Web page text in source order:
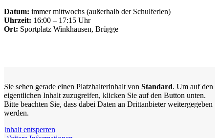
Datum: immer mittwochs (außerhalb der Schulferien)
Uhrzeit: 16:00 – 17:15 Uhr
Ort: Sportplatz Winkhausen, Brügge
Sie sehen gerade einen Platzhalterinhalt von Standard. Um auf den
eigentlichen Inhalt zuzugreifen, klicken Sie auf den Button unten.
Bitte beachten Sie, dass dabei Daten an Drittanbieter weitergegeben
werden.
Inhalt entsperren